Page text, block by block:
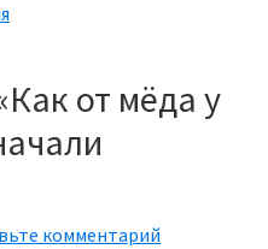
от мёда у
комментарий